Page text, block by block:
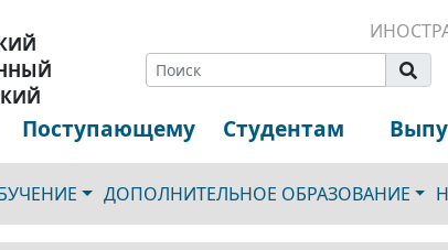
Поступающему Студентам
ДОПОЛНИТЕЛЬНОЕ ОБРАЗОВАНИЕ